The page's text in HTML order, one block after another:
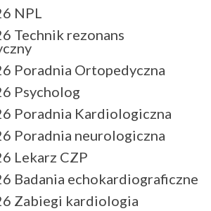
NPL
Technik rezonans
Poradnia Ortopedyczna
Psycholog
Poradnia Kardiologiczna
Poradnia neurologiczna
Lekarz CZP
Badania echokardiograficzne
Zabiegi kardiologia